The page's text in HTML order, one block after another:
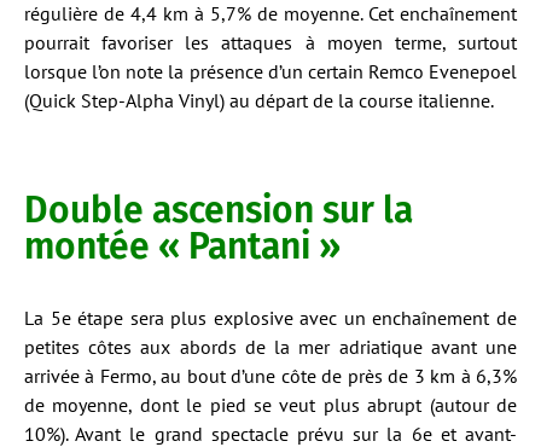
régulière de 4,4 km à 5,7% de moyenne. Cet enchaînement
pourrait favoriser les attaques à moyen terme, surtout
lorsque l’on note la présence d’un certain Remco Evenepoel
(Quick Step-Alpha Vinyl) au départ de la course italienne.
Double ascension sur la
montée « Pantani »
La 5e étape sera plus explosive avec un enchaînement de
petites côtes aux abords de la mer adriatique avant une
arrivée à Fermo, au bout d’une côte de près de 3 km à 6,3%
de moyenne, dont le pied se veut plus abrupt (autour de
10%). Avant le grand spectacle prévu sur la 6e et avant-